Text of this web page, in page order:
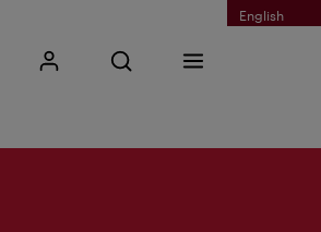
English
Mitt KristianiaÅpne søk
Skriv inn søkefrase
Søk
Meny